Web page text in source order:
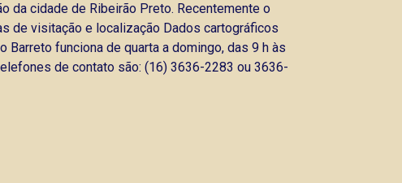
da cidade de Ribeirão Preto. Recentemente o
de visitação e localização Dados cartográficos
funciona de quarta a domingo, das 9 h às
de contato são: (16) 3636-2283 ou 3636-